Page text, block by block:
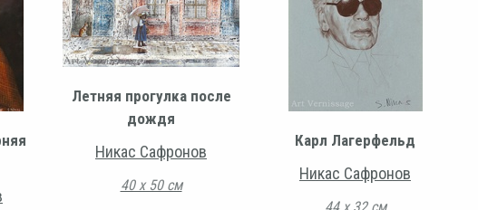
Летняя прогулка после
дождя
Никас Сафронов
40 х 50 см
Карл Лагерфельд
Никас Сафронов